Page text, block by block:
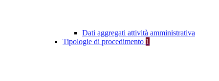
Dati aggregati attività amministrativa
Tipologie di procedimento 1